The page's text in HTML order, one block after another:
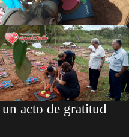
acto de gratitud